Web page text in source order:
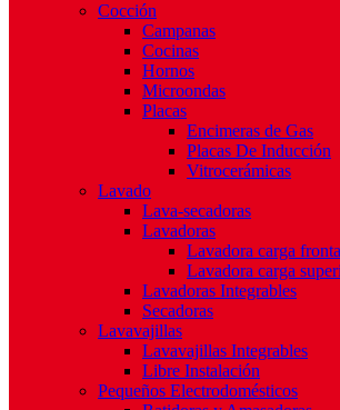
Cocción
Campanas
Cocinas
Hornos
Microondas
Placas
Encimeras de Gas
Placas De Inducción
Vitrocerámicas
Lavado
Lava-secadoras
Lavadoras
Lavadora carga
Lavadora carga
Lavadoras Integrables
Secadoras
Lavavajillas
Lavavajillas Integrables
Libre Instalación
Pequeños Electrodomésticos